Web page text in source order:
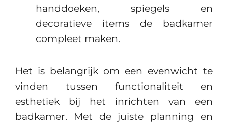
handdoeken, spiegels en
decoratieve items de badkamer
compleet maken.
Het is belangrijk om een evenwicht te
vinden tussen functionaliteit en
esthetiek bij het inrichten van een
badkamer. Met de juiste planning en